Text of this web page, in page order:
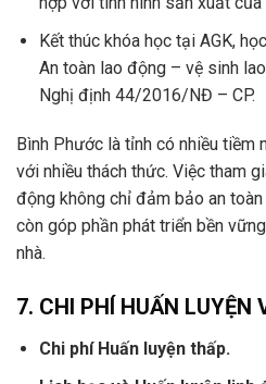
Kết thúc khóa học tại AGK,
An toàn lao động – vệ sinh
Nghị định 44/2016/NĐ – CP.
Bình Phước là tỉnh có nhiều
với nhiều thách thức. Việc tham
động không chỉ đảm bảo an
còn góp phần phát triển bền
nhà.
7. CHI PHÍ HUẤN LUYỆN
Chi phí Huấn luyện thấp.